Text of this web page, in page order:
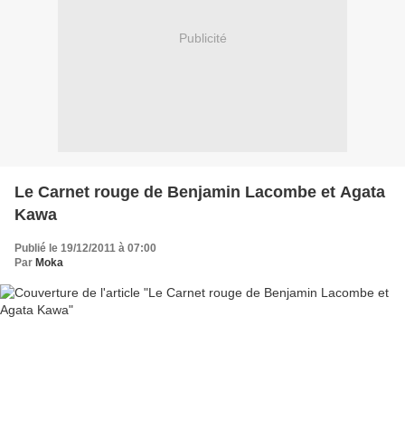
Publicité
Le Carnet rouge de Benjamin Lacombe et Agata
Kawa
Publié le 19/12/2011 à 07:00
Par Moka